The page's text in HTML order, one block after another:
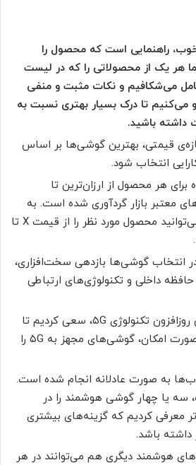
راهنمایی است که محصول را
هر یک از محصولاتی را که در لیست
می‌شکافیم و نکات مثبت و منفی
می‌کنیم تا درک بسیار بهتری نسبت به
باشید.
قیمتی، بهترین گوشی‌ها بر اساس
انتخاب شود.
هر محصول از ارزان‌ترین تا
معتبر بازار گردآوری شده است. به
این معنا که شما می‌توانید محصول مورد نظر را از قیمت X تا
انتخاب گوشی‌ها بازدهی سخت‌افزاری،
داخلی و تکنولوژی‌های ارتباطی
با توجه به گسترش روزافزون تکنولوژی ۵G، سعی کردیم تا
در هر بودجه‌ای در صورت امکان، گوشی‌های مجهز به ۵G را
به صورت عادلانه انجام شده است.
سه یا چهار گوشی هوشمند را در
معرفی کردیم که گزینه‌های بیشتری
باشد.
هوشمند دیگری هم می‌توانند در هر